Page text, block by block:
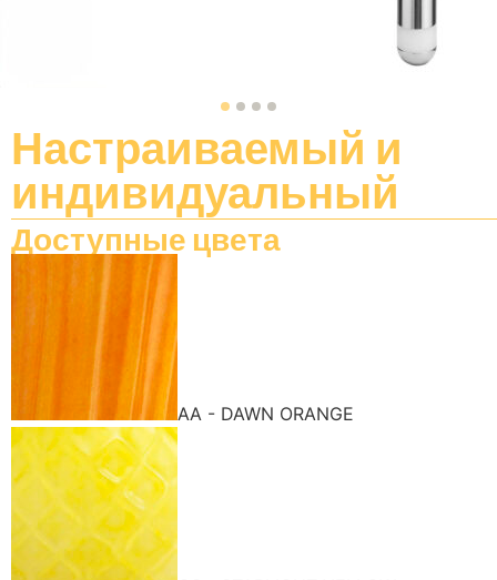
Настраиваемый и
индивидуальный
Доступные цвета
AA - DAWN ORANGE